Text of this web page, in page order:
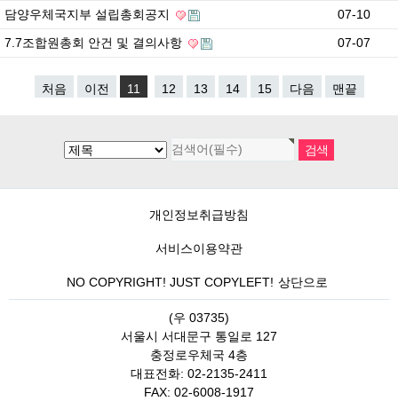
담양우체국지부 설립총회공지
07-10
7.7조합원총회 안건 및 결의사항
07-07
처음 이전 11 12 13 14 15 다음 맨끝
개인정보취급방침
서비스이용약관
NO COPYRIGHT! JUST COPYLEFT! 상단으로
(우 03735)
서울시 서대문구 통일로 127
충정로우체국 4층
대표전화: 02-2135-2411
FAX: 02-6008-1917